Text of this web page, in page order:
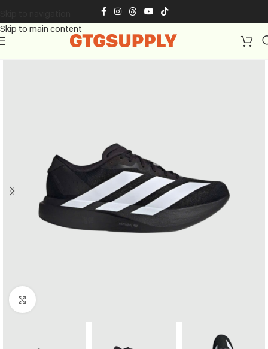
Skip to main content
Click to enlarge